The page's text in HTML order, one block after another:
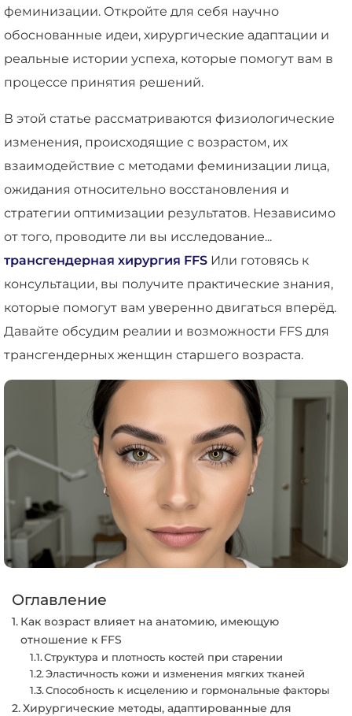
феминизации. Откройте для себя научно
обоснованные идеи, хирургические адаптации и
реальные истории успеха, которые помогут вам в
процессе принятия решений.
В этой статье рассматриваются физиологические
изменения, происходящие с возрастом, их
взаимодействие с методами феминизации лица,
ожидания относительно восстановления и
стратегии оптимизации результатов. Независимо
от того, проводите ли вы исследование...
трансгендерная хирургия FFS Или готовясь к
консультации, вы получите практические знания,
которые помогут вам уверенно двигаться вперёд.
Давайте обсудим реалии и возможности FFS для
трансгендерных женщин старшего возраста.
Оглавление
Как возраст влияет на анатомию, имеющую
отношение к FFS
Структура и плотность костей при старении
Эластичность кожи и изменения мягких тканей
Способность к исцелению и гормональные факторы
Хирургические методы, адаптированные для